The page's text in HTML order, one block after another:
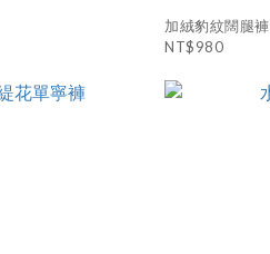
加絨豹紋闊腿褲
NT$980